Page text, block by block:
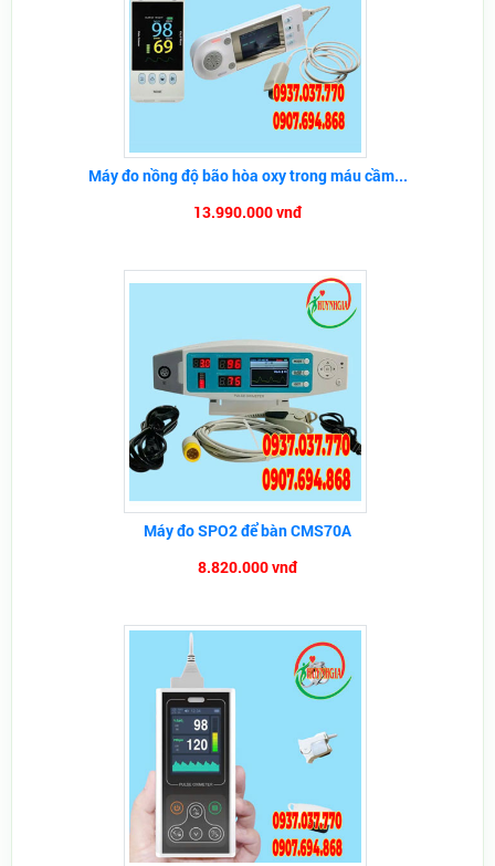
Máy đo nồng độ bão hòa oxy trong máu cầm...
13.990.000 vnđ
Máy đo SPO2 để bàn CMS70A
8.820.000 vnđ